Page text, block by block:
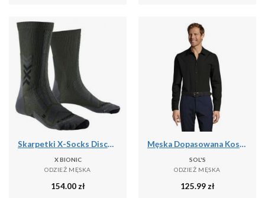
Skarpetki X-Socks Discover Crew
X BIONIC
ODZIEŻ MĘSKA
154.00zł
Męska Dopasowana Koszula Baltimore
SOL'S
ODZIEŻ MĘSKA
125.99zł